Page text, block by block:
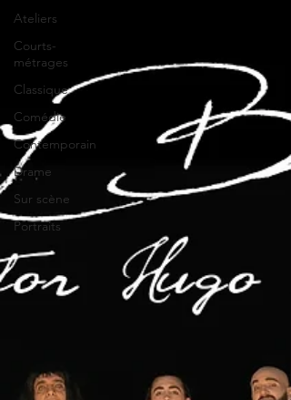
Ateliers
Courts-
métrages
Classique
Comédie
Contemporain
Drame
Sur scène
Portraits